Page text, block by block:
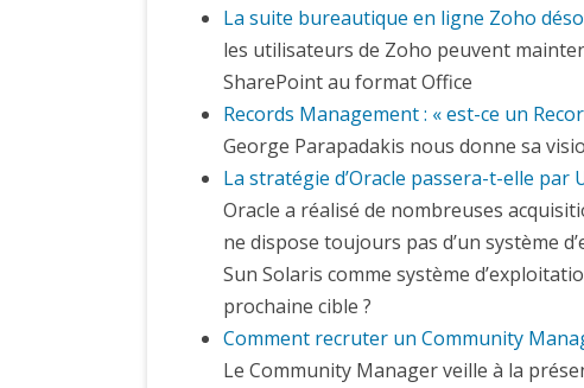
La suite bureautique en ligne Zoho
les utilisateurs de Zoho peuvent
SharePoint au format Office
Records Management : « est-ce un
George Parapadakis nous donne sa
La stratégie d’Oracle passera-t-elle par
Oracle a réalisé de nombreuses
ne dispose toujours pas d’un système
Sun Solaris comme système
prochaine cible ?
Comment recruter un Community
Le Community Manager veille à la